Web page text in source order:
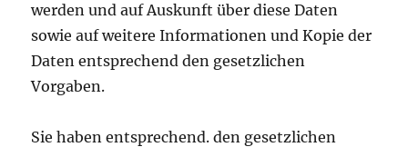
werden und auf Auskunft über diese Daten
sowie auf weitere Informationen und Kopie der
Daten entsprechend den gesetzlichen
Vorgaben.
Sie haben entsprechend. den gesetzlichen